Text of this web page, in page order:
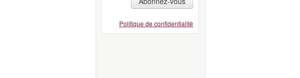
Politique de confidentialité